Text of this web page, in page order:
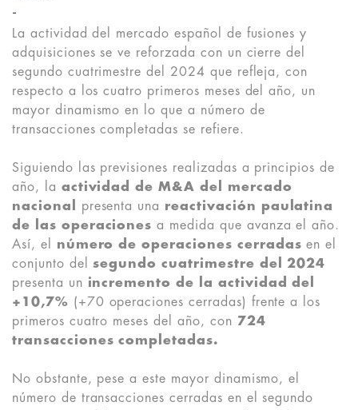
La actividad del mercado español de fusiones y
adquisiciones se ve reforzada con un cierre del
segundo cuatrimestre del 2024 que refleja, con
respecto a los cuatro primeros meses del año, un
mayor dinamismo en lo que a número de
transacciones completadas se refiere.
Siguiendo las previsiones realizadas a principios de
año, la actividad de M&A del mercado
nacional
presenta una reactivación paulatina
de las operaciones a medida que avanza el año.
Así, el número de operaciones cerradas en el
conjunto delsegundo cuatrimestre del 2024
presenta un incremento de la actividad del
+10,7% (+70 operaciones cerradas) frente a los
primeros cuatro meses del año, con 724
transacciones completadas.
No obstante, pese a este mayor dinamismo, el
número de transacciones cerradas en el segundo